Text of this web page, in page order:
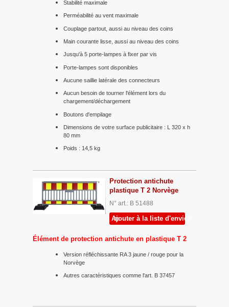
Stabilité maximale
Perméabilité au vent maximale
Couplage partout, aussi au niveau des coins
Main courante lisse, aussi au niveau des coins
Jusqu'à 5 porte-lampes à fixer par vis
Porte-lampes sont disponibles
Aucune saillie latérale des connecteurs
Aucun besoin de tourner l'élément lors du
chargement/déchargement
Boutons d'empilage
Dimensions de votre surface publicitaire : L 320 x h
80 mm
Poids : 14,5 kg
Protection antichute
plastique T 2 Norvège
N° art.: B 51488
Ajouter à la liste d'envies
Élément de protection antichute en plastique T 2
Version réfléchissante RA 3 jaune / rouge pour la
Norvège
Autres caractéristiques comme l'art. B 37457